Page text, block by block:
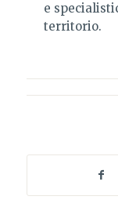
e
territorio.